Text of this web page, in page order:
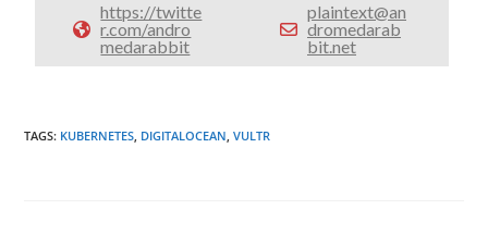
https://twitte
r.com/andro
medarabbit
plaintext@an
dromedarab
bit.net
TAGS: KUBERNETES, DIGITALOCEAN, VULTR